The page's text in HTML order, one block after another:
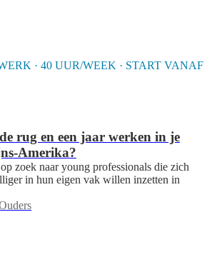
· 40 UUR/WEEK · START VANAF
rug en een jaar werken in je
Amerika?
zoek naar young professionals die zich
in hun eigen vak willen inzetten in